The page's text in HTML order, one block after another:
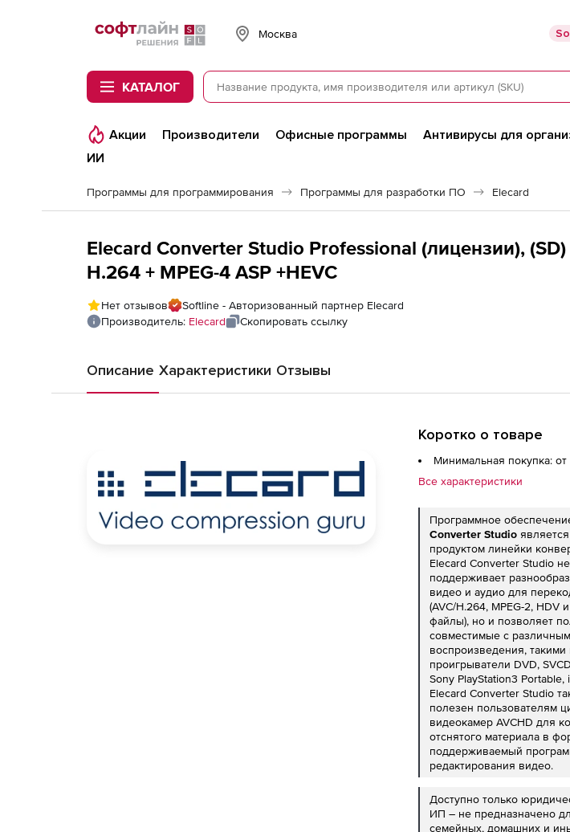
Softline
Москва
КАТАЛОГ
Акции Производители Офисные программы Антивирусы для
ИИ
Программы для программирования Программы для разработки ПО Elecard
Elecard Converter Studio Professional (лицензии), (SD)
H.264 + MPEG-4 ASP +HEVC
Нет отзывов
Softline - Авторизованный партнер Elecard
Производитель: Elecard Скопировать ссылку
Описание Характеристики Отзывы
Коротко о товаре
Минимальная покупка: от
Все характеристики
Программное
Converter Studio
продуктом линейки
Elecard Converter Studio
поддерживает
видео и аудио для
(AVC/H.264, MPEG-2, HDV
файлы), но и позволяет
совместимые с
воспроизведения, такими
проигрыватели DVD,
Sony PlayStation3 Portable,
Elecard Converter Studio
полезен пользователям
видеокамер AVCHD для
отснятого материала в
поддерживаемый
редактирования видео.
Доступно только
ИП – не предназначено
семейных, домашних и